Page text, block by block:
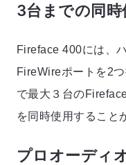
3台までの同時
Fireface 400には、
FireWireポートを2
で最大３台の
を同時使用すること
プロオーディ